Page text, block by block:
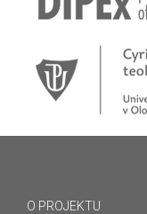
O PROJEKTU